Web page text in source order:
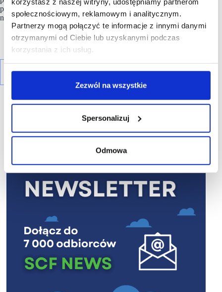
społecznościowym, reklamowym i analitycznym.
Partnerzy mogą połączyć te informacje z innymi danymi
otrzymanymi od Ciebie lub uzyskanymi podczas
korzystania z ich usług.
Zezwól na wszystkie
Spersonalizuj
Odmowa
prezentacje i wystąpienia zostały już opublikowane
na kanaleYouTubeoraz naLinkedin.